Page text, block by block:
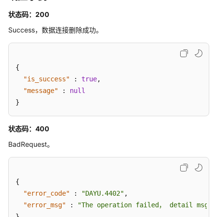
理
除
接
-
询
数
表
-
状态码：200
Success，数据连接删除成功。
{
"is_success"
: true,
"message"
:
null
}
状态码：400
BadRequest。
{
"error_code"
: "DAYU.4402" ,
"error_msg"
:
"The operation failed， detail msg